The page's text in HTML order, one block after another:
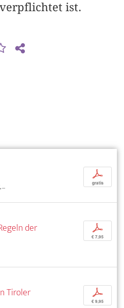
ist.
p
gratis
der
p
€ 7,95
Tiroler
p
€ 9,95